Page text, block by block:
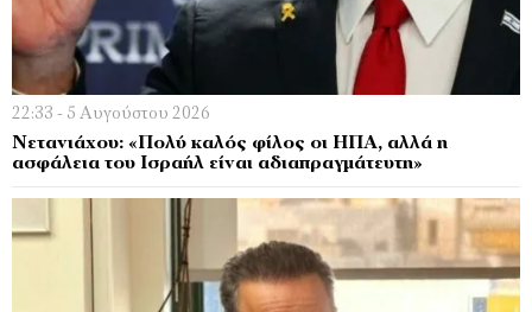
22:33 - 5 Αυγούστου 2026
Νετανιάχου: «Πολύ καλός φίλος οι ΗΠΑ, αλλά η
ασφάλεια του Ισραήλ είναι αδιαπραγμάτευτη»